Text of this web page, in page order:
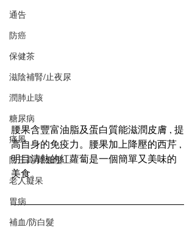
通告
防癌
保健茶
滋陰補腎/止夜尿
潤肺止咳
糖尿病
痛風
防三高/降血壓
老人癡呆
胃病
補血/防白髮
腰果含豐富油脂及蛋白質能滋潤皮膚 , 提
高自身的免疫力。腰果加上降壓的西芹 ,
明目清熱的紅蘿蔔是一個簡單又美味的
美食。